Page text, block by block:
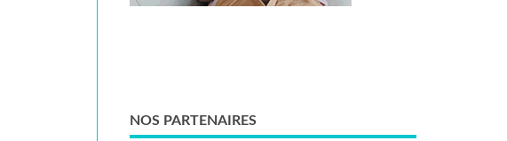
NOS PARTENAIRES